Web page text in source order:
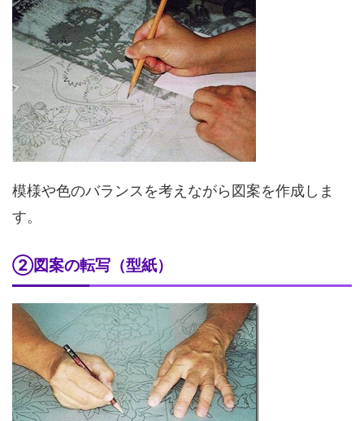
模様や色のバランスを考えながら図案を作成しま
す。
②図案の転写（型紙）